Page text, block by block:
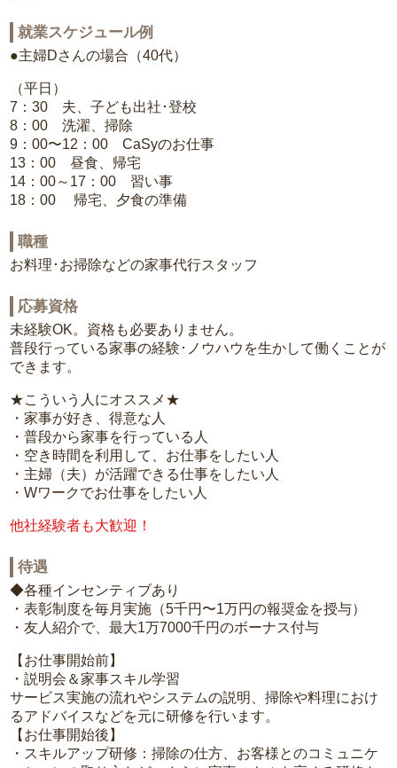
就業スケジュール例
●主婦Dさんの場合（40代）
（平日）
7：30 夫、子ども出社･登校
8：00 洗濯、掃除
9：00〜12：00 CaSyのお仕事
13：00 昼食、帰宅
14：00～17：00 習い事
18：00 帰宅、夕食の準備
職種
お料理･お掃除などの家事代行スタッフ
応募資格
未経験OK。資格も必要ありません。
普段行っている家事の経験･ノウハウを生かして働くことが
できます。
★こういう人にオススメ★
・家事が好き、得意な人
・普段から家事を行っている人
・空き時間を利用して、お仕事をしたい人
・主婦（夫）が活躍できる仕事をしたい人
・Wワークでお仕事をしたい人
他社経験者も大歓迎！
待遇
◆各種インセンティブあり
・表彰制度を毎月実施（5千円〜1万円の報奨金を授与）
・友人紹介で、最大1万7000千円のボーナス付与
【お仕事開始前】
・説明会＆家事スキル学習
サービス実施の流れやシステムの説明、掃除や料理におけ
るアドバイスなどを元に研修を行います。
【お仕事開始後】
・スキルアップ研修：掃除の仕方、お客様とのコミュニケ